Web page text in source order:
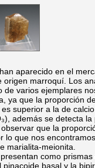
aparecido en el
origen marroquí. Los
de varios ejemplares
ya que la proporción
es superior a la de
además se detecta
que la
lo que nos
marialita-meionita.
como
pinacoide basal y la